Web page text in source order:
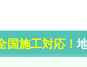
国施工対応！